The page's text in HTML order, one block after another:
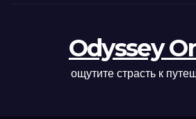
Odyssey
ощутите страсть к